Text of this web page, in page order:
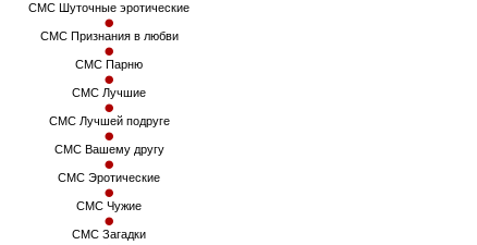
СМС Шуточные эротические
СМС Признания в любви
СМС Парню
СМС Лучшие
СМС Лучшей подруге
СМС Вашему другу
СМС Эротические
СМС Чужие
СМС Загадки